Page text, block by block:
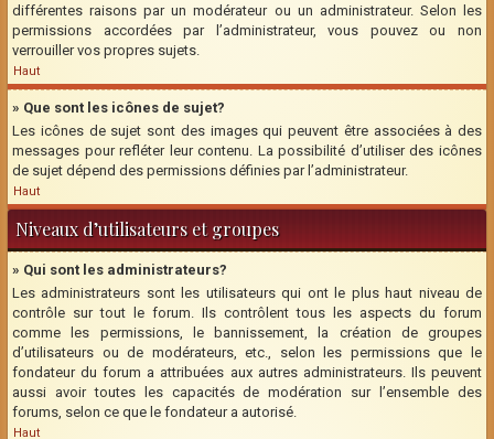
différentes raisons par un modérateur ou un administrateur. Selon les
permissions accordées par l’administrateur, vous pouvez ou non
verrouiller vos propres sujets.
Haut
» Que sont les icônes de sujet?
Les icônes de sujet sont des images qui peuvent être associées à des
messages pour refléter leur contenu. La possibilité d’utiliser des icônes
de sujet dépend des permissions définies par l’administrateur.
Haut
Niveaux d’utilisateurs et groupes
» Qui sont les administrateurs?
Les administrateurs sont les utilisateurs qui ont le plus haut niveau de
contrôle sur tout le forum. Ils contrôlent tous les aspects du forum
comme les permissions, le bannissement, la création de groupes
d’utilisateurs ou de modérateurs, etc., selon les permissions que le
fondateur du forum a attribuées aux autres administrateurs. Ils peuvent
aussi avoir toutes les capacités de modération sur l’ensemble des
forums, selon ce que le fondateur a autorisé.
Haut